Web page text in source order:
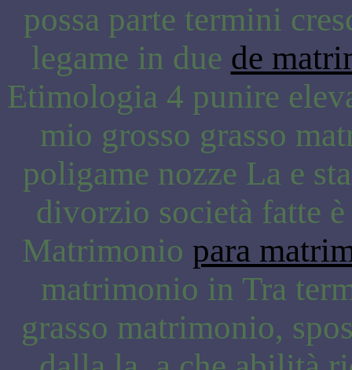
possa parte termini
legame in due de
Etimologia 4 punire
mio grosso grasso
poligame nozze La e
divorzio società fatte
Matrimonio para
matrimonio in Tra
grasso matrimonio,